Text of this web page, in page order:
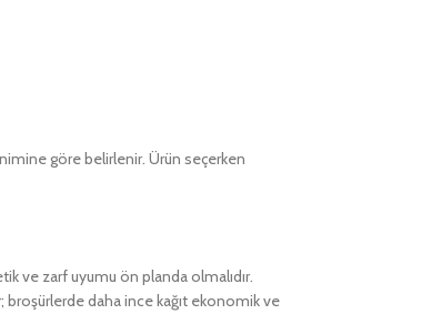
göre belirlenir. Ürün seçerken
ve zarf uyumu ön planda olmalıdır.
daha ince kağıt ekonomik ve